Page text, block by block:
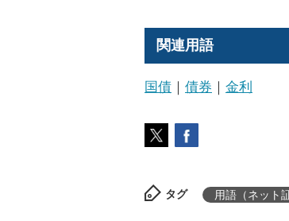
関連用語
国債 ｜ 債券 ｜ 金利
タグ 用語（ネット